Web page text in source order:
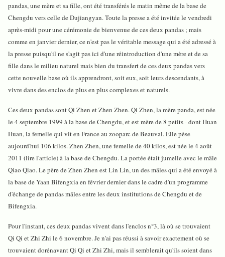
pandas, une mère et sa fille, ont été transférés le matin même de la base de
Chengdu vers celle de Dujiangyan. Toute la presse a été invitée le vendredi
après-midi pour une cérémonie de bienvenue de ces deux pandas ; mais
comme en janvier dernier, ce n'est pas le véritable message qui a été adressé à
la presse puisqu'il ne s'agit pas ici d'une réintroduction d'une mère et de sa
fille dans le milieu naturel mais bien du transfert de ces deux pandas vers
cette nouvelle base où ils apprendront, soit eux, soit leurs descendants, à
vivre dans des enclos de plus en plus complexes et naturels.
Ces deux pandas sont Qi Zhen et Zhen Zhen. Qi Zhen, la mère panda, est née
le 4 septembre 1999 à la base de Chengdu, et est mère de 8 petits - dont Huan
Huan, la femelle qui vit en France au zooparc de Beauval. Elle pèse
aujourd'hui 106 kilos. Zhen Zhen, une femelle de 40 kilos, est née le 4 août
2011 (lire l'article) à la base de Chengdu. La portée était jumelle avec le mâle
Qiao Qiao. Le père de Zhen Zhen est Lin Lin, un des mâles qui a été envoyé à
la base de Yaan Bifengxia en février dernier dans le cadre d'un programme
d'échange de pandas mâles entre les deux institutions de Chengdu et de
Bifengxia.
Pour l'instant, ces deux pandas vivent dans l'enclos n°3, là où se trouvaient
Qi Qi et Zhi Zhi le 6 novembre. Je n'ai pas réussi à savoir exactement où se
trouvaient dorénavant Qi Qi et Zhi Zhi, mais il semblerait qu'ils soient dans